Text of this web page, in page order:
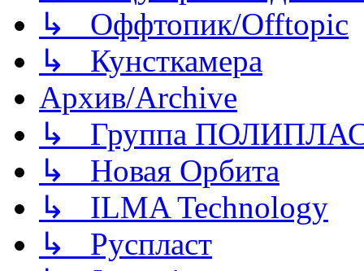
↳ Оффтопик/Offtopic
↳ Кунсткамера
Архив/Archive
↳ Группа
↳ Новая Орбита
↳ ILMA Technology
↳ Руспласт